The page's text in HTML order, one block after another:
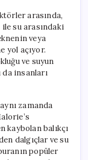
arasında,
su arasındaki
veya
yol açıyor.
ve suyun
da insanları
zamanda
kaybolan balıkçı
dalgıçlar ve su
popüler